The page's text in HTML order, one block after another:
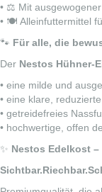
• ⚖️ Mit
• 🍽️ Alleinfuttermittel
🐾 Für alle, die
Der Nestos Hühner-
• eine milde und
• eine klare,
• getreidefreies
• hochwertige, offen
✨ Nestos Edelkost